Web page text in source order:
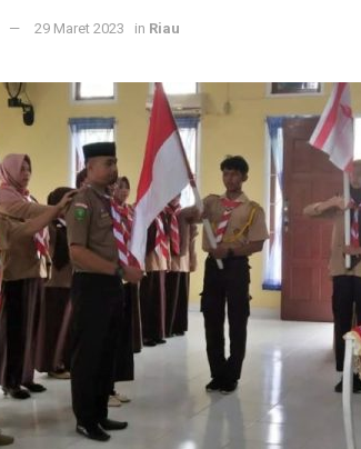
29 Maret 2023 in Riau